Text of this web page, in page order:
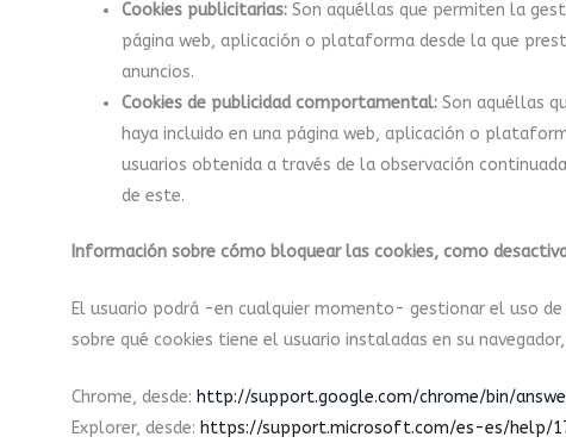
Cookies publicitarias: Son aquéllas que permiten la
página web, aplicación o plataforma desde la que
anuncios.
Cookies de publicidad comportamental: Son aquéllas
haya incluido en una página web, aplicación o
usuarios obtenida a través de la observación
de este.
Información sobre cómo bloquear las cookies, como
El usuario podrá -en cualquier momento- gestionar el uso
sobre qué cookies tiene el usuario instaladas en su
Chrome, desde: http://support.google.com/chrome/bin/
Explorer, desde: https://support.microsoft.com/es-es/help/